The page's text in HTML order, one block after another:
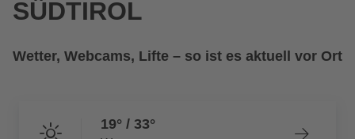
SÜDTIROL
Wetter, Webcams, Lifte – so ist es aktuell vor Ort
19° / 33°